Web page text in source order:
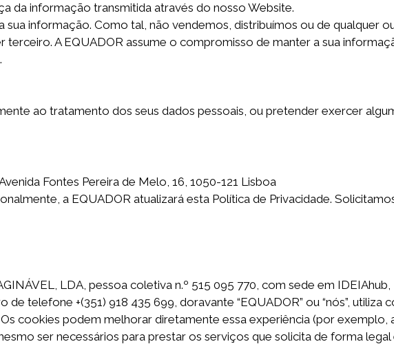
da informação transmitida através do nosso Website.
sua informação. Como tal, não vendemos, distribuímos ou de qualquer
terceiro. A EQUADOR assume o compromisso de manter a sua
ao tratamento dos seus dados pessoais, ou pretender exercer
Fontes Pereira de Melo, 16, 1050-121 Lisboa
a EQUADOR atualizará esta Política de Privacidade.
LDA, pessoa coletiva n.º 515 095 770, com sede em
de telefone +(351) 918 435 699, doravante “EQUADOR” ou “nós”,
cookies podem melhorar diretamente essa experiência (por exemplo,
ser necessários para prestar os serviços que solicita de forma